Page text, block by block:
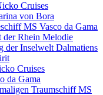
Cruises
von Bora
MS Vasco da Gama
der Rhein Melodie
der Inselwelt Dalmatiens
Cruises
da Gama
Traumschiff MS